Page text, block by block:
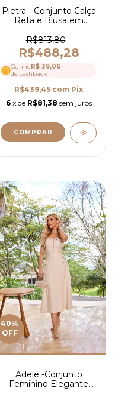
Pietra - Conjunto Calça
Reta e Blusa em
R$813,80
R$488,28
GanheR$ 39,06
de cashback
R$439,45 com Pix
6 x de R$81,38 sem juros
COMPRAR
40%
OFF
Adele -Conjunto
Feminino Elegante